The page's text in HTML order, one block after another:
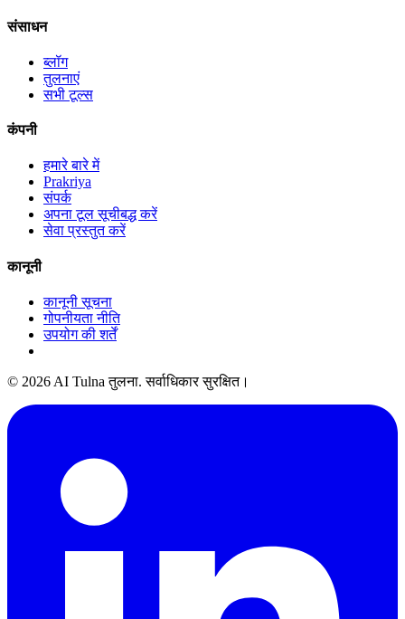
संसाधन
ब्लॉग
तुलनाएं
सभी टूल्स
कंपनी
हमारे बारे में
Prakriya
संपर्क
अपना टूल सूचीबद्ध करें
सेवा प्रस्तुत करें
कानूनी
कानूनी सूचना
गोपनीयता नीति
उपयोग की शर्तें
© 2026 AI Tulna तुलना. सर्वाधिकार सुरक्षित।